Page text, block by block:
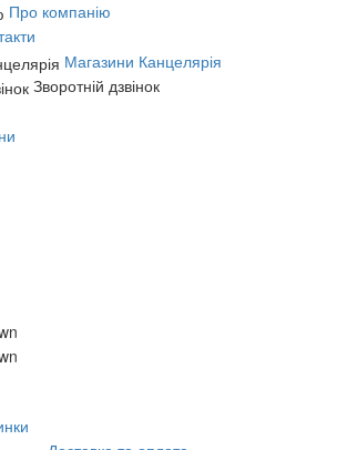
Про компанію
Магазини Канцелярія
Зворотній дзвінок